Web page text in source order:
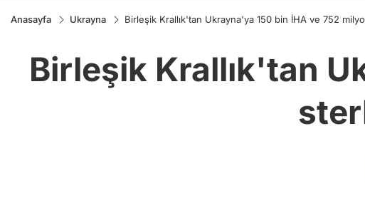
Anasayfa Ukrayna Birleşik Krallık'tan Ukrayna'ya 150 bin İHA ve 752
Birleşik Krallık'tan